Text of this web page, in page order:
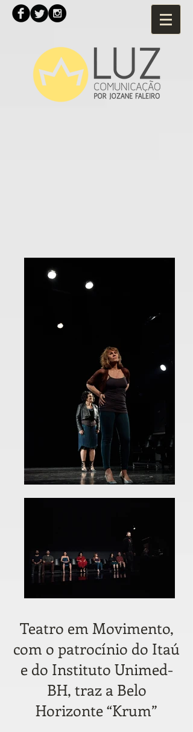
Teatro em Movimento,
com o patrocínio do Itaú
e do Instituto Unimed-
BH, traz a Belo
Horizonte “Krum”